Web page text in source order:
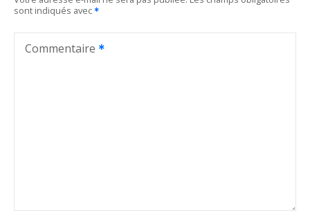
a
sont indiqués avec
Commentaire